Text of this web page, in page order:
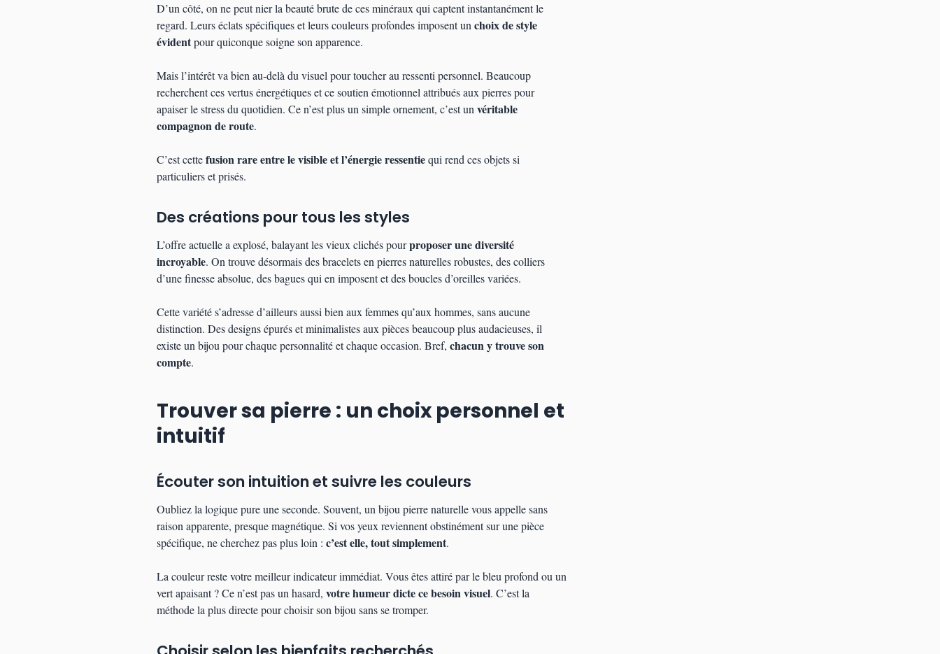
D’un côté, on ne peut nier la beauté brute de ces minéraux qui captent instantanément le
regard. Leurs éclats spécifiques et leurs couleurs profondes imposent unchoix de style
évidentpour quiconque soigne son apparence.
Mais l’intérêt va bien au-delà du visuel pour toucher au ressenti personnel. Beaucoup
recherchent ces vertus énergétiques et ce soutien émotionnel attribués aux pierres pour
apaiser le stress du quotidien. Ce n’est plus un simple ornement, c’est unvéritable
compagnon de route.
C’est cettefusion rare entre le visible et l’énergie ressentiequi rend ces objets si
particuliers et prisés.
Des créations pour tous les styles
L’offre actuelle a explosé, balayant les vieux clichés pourproposer une diversité
incroyable. On trouve désormais des bracelets en pierres naturelles robustes, des colliers
d’une finesse absolue, des bagues qui en imposent et des boucles d’oreilles variées.
Cette variété s’adresse d’ailleurs aussi bien aux femmes qu’aux hommes, sans aucune
distinction. Des designs épurés et minimalistes aux pièces beaucoup plus audacieuses, il
existe un bijou pour chaque personnalité et chaque occasion. Bref, chacun y trouve son
compte.
Trouver sa pierre : un choix personnel et
intuitif
Écouter son intuition et suivre les couleurs
Oubliez la logique pure une seconde. Souvent, un bijou pierre naturelle vous appelle sans
raison apparente, presque magnétique. Si vos yeux reviennent obstinément sur une pièce
spécifique, ne cherchez pas plus loin : c’est elle, tout simplement.
La couleur reste votre meilleur indicateur immédiat. Vous êtes attiré par le bleu profond ou un
vert apaisant ? Ce n’est pas un hasard, votre humeur dicte ce besoin visuel. C’est la
méthode la plus directe pour choisir son bijou sans se tromper.